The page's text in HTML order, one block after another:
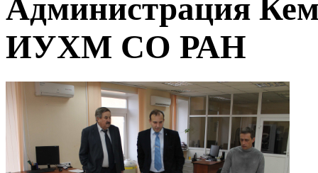
Администрация
ИУХМ СО РАН